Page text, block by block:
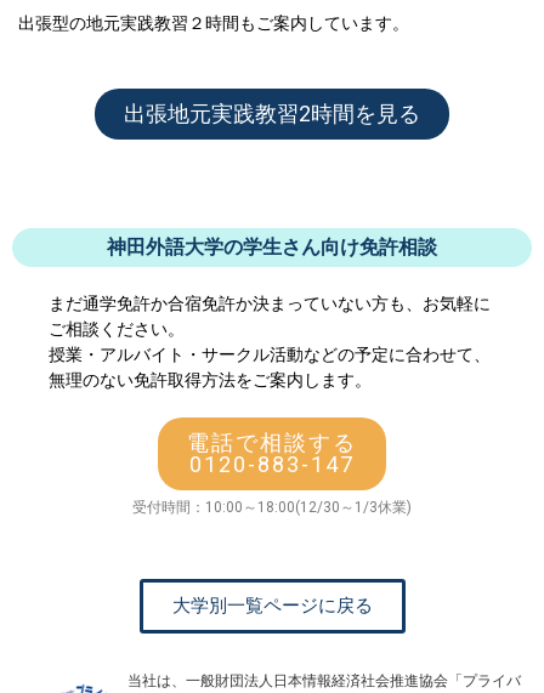
出張型の地元実践教習２時間 もご案内しています。
出張地元実践教習2時間を見る
神田外語大学の学生さん向け免許相談
まだ通学免許か合宿免許か決まっていない方も、お気軽に
ご相談ください。
授業・アルバイト・サークル活動などの予定に合わせて、
無理のない免許取得方法をご案内します。
電話で相談する
0120-883-147
受付時間：10:00～18:00(12/30～1/3休業)
大学別一覧ページに戻る
当社は、一般財団法人日本情報経済社会推進協会「プライバ